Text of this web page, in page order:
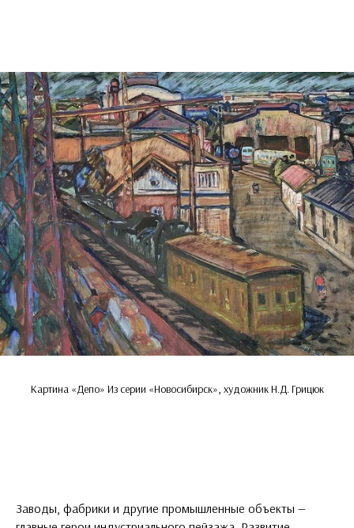
Картина «Депо» Из серии «Новосибирск», художник Н.Д. Грицюк
Заводы, фабрики и другие промышленные объекты —